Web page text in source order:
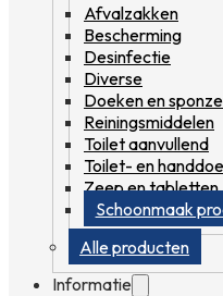
Afvalzakken
Bescherming
Desinfectie
Diverse
Doeken en
Reiningsmiddelen
Toilet aanvullend
Toilet- en
Zeep en tabletten
Schoonmaak
Alle producten
Informatie